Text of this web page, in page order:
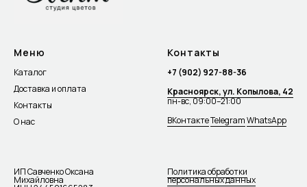
Меню
Каталог
Доставка и оплата
Контакты
О нас
Контакты
+7 (902) 927-88-36
Красноярск, ул. Копылова, 42
пн-вс, 09:00–21:00
ВКонтактеTelegramWhatsApp
ИП Савченко Оксана
Михайловна
Политика обработки
персональных данных